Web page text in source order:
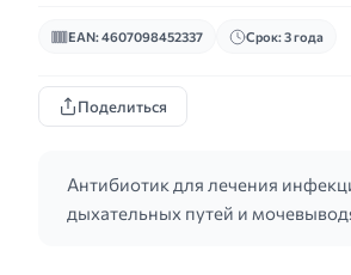
EAN: 4607098452337 Срок: 3 года
Поделиться
Антибиотик для лечения
дыхательных путей и